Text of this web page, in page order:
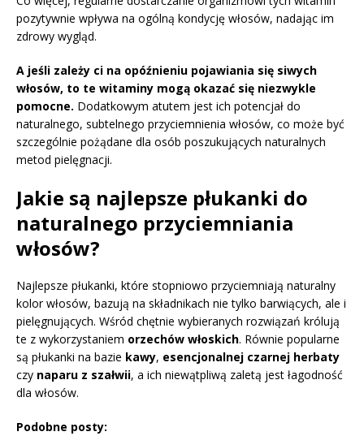
pozytywnie wpływa na ogólną kondycję włosów, nadając im
zdrowy wygląd.
A jeśli zależy ci na opóźnieniu pojawiania się siwych
włosów, to te witaminy mogą okazać się niezwykle
pomocne. Dodatkowym atutem jest ich potencjał do
naturalnego, subtelnego przyciemnienia włosów, co może być
szczególnie pożądane dla osób poszukujących naturalnych
metod pielęgnacji.
Jakie są najlepsze płukanki do
naturalnego przyciemniania
włosów?
Najlepsze płukanki, które stopniowo przyciemniają naturalny
kolor włosów, bazują na składnikach nie tylko barwiących, ale i
pielęgnujących. Wśród chętnie wybieranych rozwiązań królują
te z wykorzystaniem orzechów włoskich. Równie popularne
są płukanki na bazie kawy, esencjonalnej czarnej herbaty
czy naparu z szałwii, a ich niewątpliwą zaletą jest łagodność
dla włosów.
Podobne posty: